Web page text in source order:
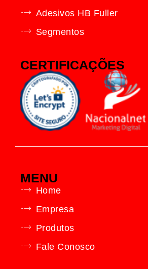
Adesivos HB Fuller
Segmentos
CERTIFICAÇÕES
MENU
Home
Empresa
Produtos
Fale Conosco